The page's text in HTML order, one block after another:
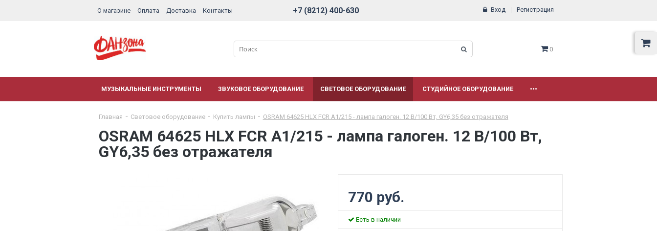
О магазине Оплата Доставка Контакты +7 (8212) 400-630 Вход Регистрация
0
МУЗЫКАЛЬНЫЕ ИНСТРУМЕНТЫ ЗВУКОВОЕ ОБОРУДОВАНИЕ СВЕТОВОЕ ОБОРУДОВАНИЕ СТУДИЙНОЕ ОБОРУДОВАНИЕ •••
Главная Световое оборудование Купить лампы OSRAM 64625 HLX FCR A1/215 - лампа галоген. 12 В/100 Вт, GY6,35 без отражателя
OSRAM 64625 HLX FCR A1/215 - лампа галоген. 12 В/100 Вт,
GY6,35 без отражателя
770 руб.
Есть в наличии